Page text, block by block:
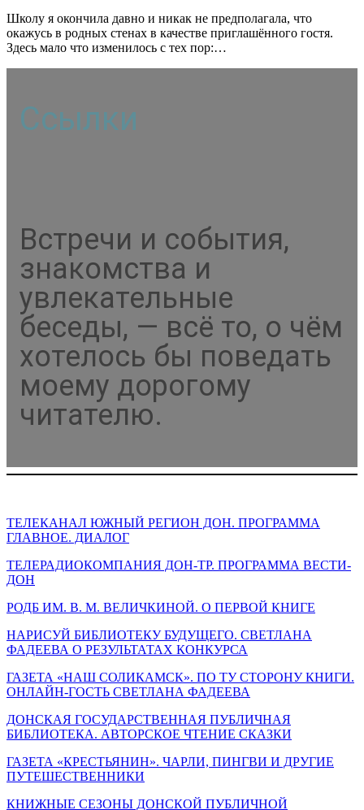
Школу я окончила давно и никак не предполагала, что
окажусь в родных стенах в качестве приглашённого гостя.
Здесь мало что изменилось с тех пор:…
Ссылки
Встречи и события,
знакомства и
увлекательные
беседы, — всё то, о чём
хотелось бы поведать
моему дорогому
читателю.
ТЕЛЕКАНАЛ ЮЖНЫЙ РЕГИОН ДОН. ПРОГРАММА
ГЛАВНОЕ. ДИАЛОГ
ТЕЛЕРАДИОКОМПАНИЯ ДОН-ТР. ПРОГРАММА ВЕСТИ-
ДОН
РОДБ ИМ. В. М. ВЕЛИЧКИНОЙ. О ПЕРВОЙ КНИГЕ
НАРИСУЙ БИБЛИОТЕКУ БУДУЩЕГО. СВЕТЛАНА
ФАДЕЕВА О РЕЗУЛЬТАТАХ КОНКУРСА
ГАЗЕТА «НАШ СОЛИКАМСК». ПО ТУ СТОРОНУ КНИГИ.
ОНЛАЙН-ГОСТЬ СВЕТЛАНА ФАДЕЕВА
ДОНСКАЯ ГОСУДАРСТВЕННАЯ ПУБЛИЧНАЯ
БИБЛИОТЕКА. АВТОРСКОЕ ЧТЕНИЕ СКАЗКИ
ГАЗЕТА «КРЕСТЬЯНИН». ЧАРЛИ, ПИНГВИ И ДРУГИЕ
ПУТЕШЕСТВЕННИКИ
КНИЖНЫЕ СЕЗОНЫ ДОНСКОЙ ПУБЛИЧНОЙ